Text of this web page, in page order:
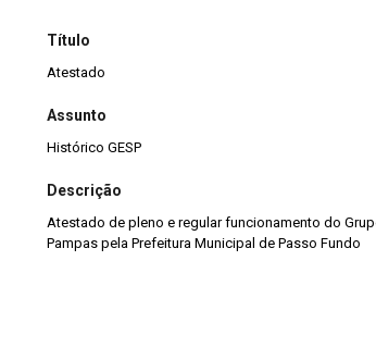
Título
Atestado
Assunto
Histórico GESP
Descrição
Atestado de pleno e regular funcionamento do
Pampas pela Prefeitura Municipal de Passo Fundo